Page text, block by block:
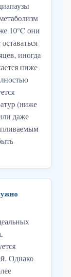
10°C они
иногда
ниже
(ниже
даже
Однако